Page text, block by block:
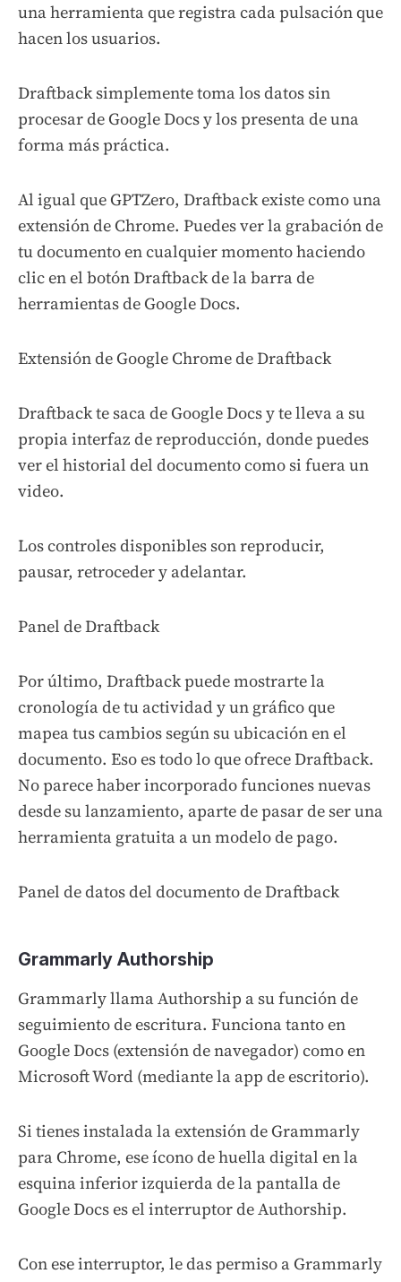
una herramienta que registra cada pulsación que
hacen los usuarios.
Draftback simplemente toma los datos sin
procesar de Google Docs y los presenta de una
forma más práctica.
Al igual que GPTZero, Draftback existe como una
extensión de Chrome. Puedes ver la grabación de
tu documento en cualquier momento haciendo
clic en el botón Draftback de la barra de
herramientas de Google Docs.
Extensión de Google Chrome de Draftback
Draftback te saca de Google Docs y te lleva a su
propia interfaz de reproducción, donde puedes
ver el historial del documento como si fuera un
video.
Los controles disponibles son reproducir,
pausar, retroceder y adelantar.
Panel de Draftback
Por último, Draftback puede mostrarte la
cronología de tu actividad y un gráfico que
mapea tus cambios según su ubicación en el
documento. Eso es todo lo que ofrece Draftback.
No parece haber incorporado funciones nuevas
desde su lanzamiento, aparte de pasar de ser una
herramienta gratuita a un modelo de pago.
Panel de datos del documento de Draftback
Grammarly Authorship
Grammarly llama Authorship a su función de
seguimiento de escritura. Funciona tanto en
Google Docs (extensión de navegador) como en
Microsoft Word (mediante la app de escritorio).
Si tienes instalada la extensión de Grammarly
para Chrome, ese ícono de huella digital en la
esquina inferior izquierda de la pantalla de
Google Docs es el interruptor de Authorship.
Con ese interruptor, le das permiso a Grammarly